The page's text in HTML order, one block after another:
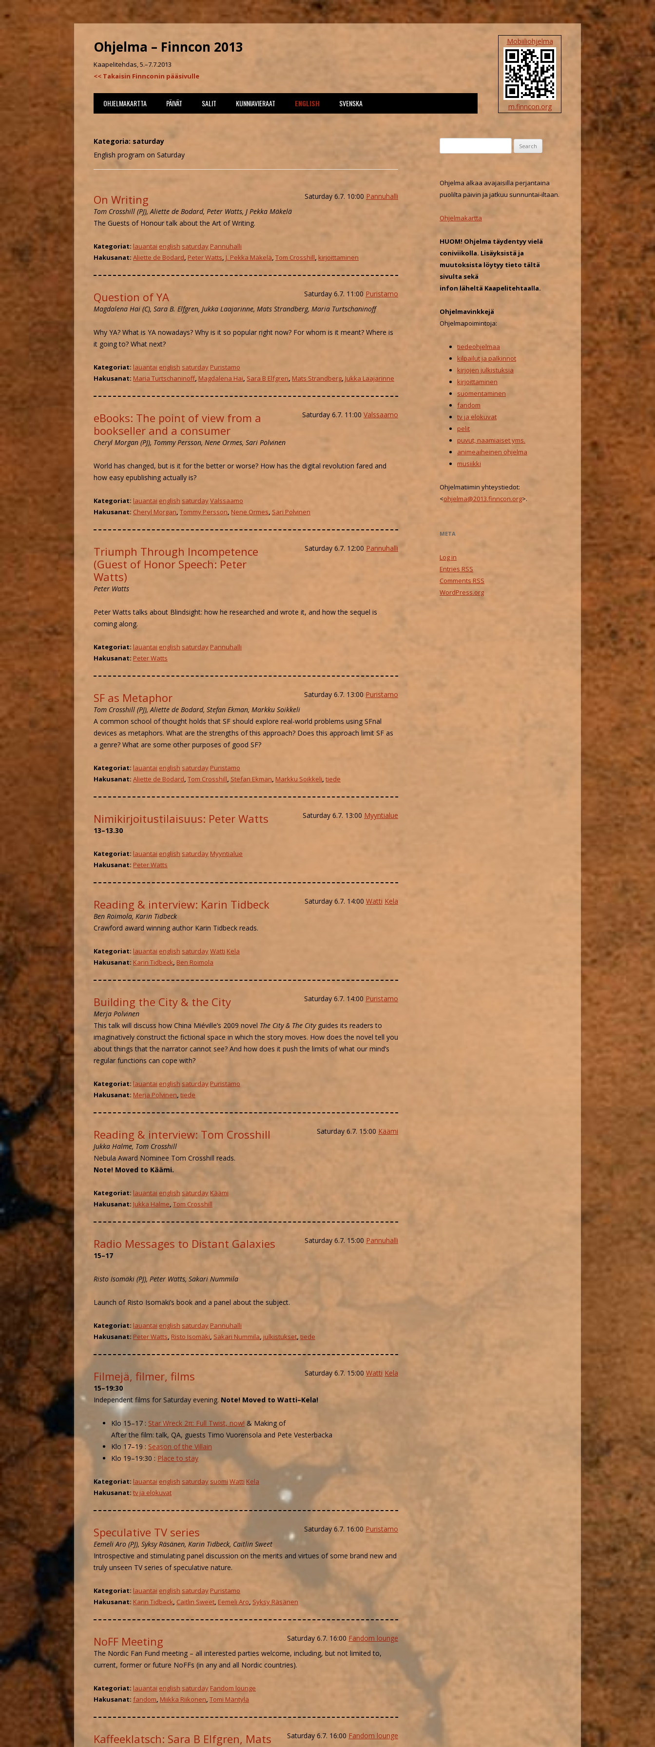
Ohjelma – Finncon 2013
Kaapelitehdas, 5.–7.7.2013
<< Takaisin Finnconin pääsivulle
Mobiiliohjelma
m.finncon.org
Skip
OHJELMAKARTTA PÄIVÄT
SUNNUNTAI
SALIT
VALSSAAMO
KELA
FANDOM LOUNGE
KUNNIAVIERAAT
J. PEKKA MÄKELÄ
ENGLISH
SUNDAY
SVENSKA
Kategoria: saturday
English program on Saturday
On Writing Saturday 6.7. 10:00 Pannuhalli
Tom Crosshill (PJ), Aliette de Bodard, Peter Watts, J Pekka Mäkelä
The Guests of Honour talk about the Art of Writing.
Kategoriat: lauantai english saturday Pannuhalli
Hakusanat: Aliette de Bodard, Peter Watts, J. Pekka Mäkelä, Tom Crosshill, kirjoittaminen
Question of YA Saturday 6.7. 11:00 Puristamo
Magdalena Hai (C), Sara B. Elfgren, Jukka Laajarinne, Mats Strandberg, Maria Turtschaninoff
Why YA? What is YA nowadays? Why is it so popular right now? For whom is it meant? Where is
it going to? What next?
Kategoriat: lauantai english saturday Puristamo
Hakusanat: Maria Turtschaninoff, Magdalena Hai, Sara B Elfgren, Mats Strandberg, Jukka Laajarinne
eBooks: The point of view from a
bookseller and a consumer
Saturday 6.7. 11:00 Valssaamo
Cheryl Morgan (PJ), Tommy Persson, Nene Ormes, Sari Polvinen
World has changed, but is it for the better or worse? How has the digital revolution fared and
how easy epublishing actually is?
Kategoriat: lauantai english saturdayValssaamo
Hakusanat: Cheryl Morgan, Tommy Persson, Nene Ormes, Sari Polvinen
Triumph Through Incompetence
(Guest of Honor Speech: Peter
Watts)
Saturday 6.7. 12:00 Pannuhalli
Peter Watts
Peter Watts talks about Blindsight: how he researched and wrote it, and how the sequel is
coming along.
Kategoriat: lauantai english saturday Pannuhalli
Hakusanat: Peter Watts
SF as Metaphor Saturday 6.7. 13:00 Puristamo
Tom Crosshill (PJ), Aliette de Bodard, Stefan Ekman, Markku Soikkeli
A common school of thought holds that SF should explore real-world problems using SFnal
devices as metaphors. What are the strengths of this approach? Does this approach limit SF as
a genre? What are some other purposes of good SF?
Kategoriat: lauantai english saturday Puristamo
Hakusanat: Aliette de Bodard, Tom Crosshill, Stefan Ekman, Markku Soikkeli, tiede
Nimikirjoitustilaisuus: Peter Watts Saturday 6.7. 13:00 Myyntialue
13–13.30
Kategoriat: lauantai english saturday Myyntialue
Hakusanat: Peter Watts
Reading & interview: Karin Tidbeck Saturday 6.7. 14:00 Watti Kela
Ben Roimola, Karin Tidbeck
Crawford award winning author Karin Tidbeck reads.
Kategoriat: lauantai english saturdayWatti Kela
Hakusanat: Karin Tidbeck, Ben Roimola
Building the City & the City Saturday 6.7. 14:00 Puristamo
Merja Polvinen
This talk will discuss how China Miéville’s 2009 novel The City & The Cityguides its readers to
imaginatively construct the fictional space in which the story moves. How does the novel tell you
about things that the narrator cannot see? And how does it push the limits of what our mind’s
regular functions can cope with?
Kategoriat: lauantai english saturday Puristamo
Hakusanat: Merja Polvinen, tiede
Reading & interview: Tom Crosshill Saturday 6.7. 15:00 Käämi
Jukka Halme, Tom Crosshill
Nebula Award Nominee Tom Crosshill reads.
Note! Moved to Käämi.
Kategoriat: lauantai english saturday Käämi
Hakusanat: Jukka Halme, Tom Crosshill
Radio Messages to Distant Galaxies Saturday 6.7. 15:00 Pannuhalli
15–17
Risto Isomäki (PJ), Peter Watts, Sakari Nummila
Launch of Risto Isomäki’s book and a panel about the subject.
Kategoriat: lauantai english saturday Pannuhalli
Hakusanat: Peter Watts, Risto Isomäki, Sakari Nummila, julkistukset, tiede
Filmejä, filmer, films Saturday 6.7. 15:00 Watti Kela
15–19:30
Independent films for Saturday evening. Note! Moved to Watti–Kela!
Klo 15–17 : Star Wreck 2π: Full Twist, now! & Making of
After the film: talk, QA, guests Timo Vuorensola and Pete Vesterbacka
Klo 17–19 : Season of the Villain
Klo 19–19:30 : Place to stay
Kategoriat: lauantai english saturday suomi Watti Kela
Hakusanat: tv ja elokuvat
Speculative TV series Saturday 6.7. 16:00 Puristamo
Eemeli Aro (PJ), Syksy Räsänen, Karin Tidbeck, Caitlin Sweet
Introspective and stimulating panel discussion on the merits and virtues of some brand new and
truly unseen TV series of speculative nature.
Kategoriat: lauantai english saturday Puristamo
Hakusanat: Karin Tidbeck, Caitlin Sweet, Eemeli Aro, Syksy Räsänen
NoFF Meeting Saturday 6.7. 16:00 Fandom lounge
The Nordic Fan Fund meeting – all interested parties welcome, including, but not limited to,
current, former or future NoFFs (in any and all Nordic countries).
Kategoriat: lauantai english saturday Fandom lounge
Hakusanat: fandom, Miikka Riikonen, Tomi Mäntylä
Kaffeeklatsch: Sara B Elfgren, Mats
Saturday 6.7. 16:00 Fandom lounge
e
r
f
r
Ohjelma alkaa avajaisilla perjantaina
puolilta päivin ja jatkuu sunnuntai-iltaan.
Ohjelmakartta
HUOM! Ohjelma täydentyy vielä
coniviikolla. Lisäyksistä ja
muutoksista löytyy tieto tältä
sivulta sekä
infon läheltä Kaapelitehtaalla.
Ohjelmavinkkejä
Ohjelmapoimintoja:
tiedeohjelmaa
kilpailut ja palkinnot
kirjojen julkistuksia
kirjoittaminen
suomentaminen
fandom
tv ja elokuvat
pelit
puvut, naamiaiset yms.
animeaiheinen ohjelma
musiikki
Ohjelmatiimin yhteystiedot:
<ohjelma@2013.finncon.org>.
META
Log in
Entries RSS
Comments RSS
WordPress.org